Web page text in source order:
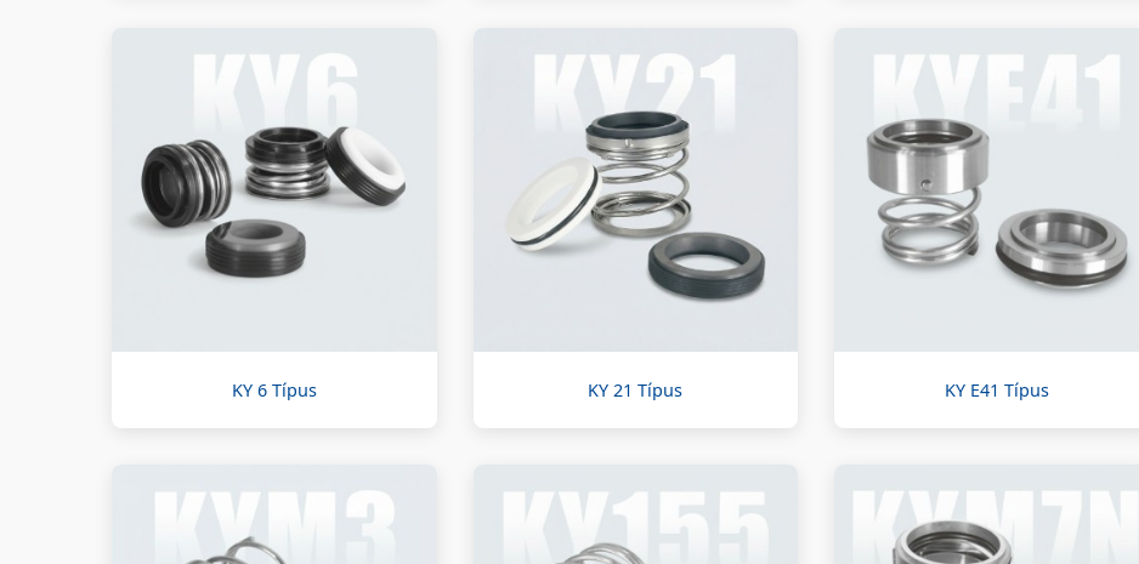
KY 6 Típus KY 21 Típus KY E41 Típus